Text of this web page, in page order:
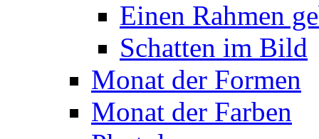
Einen Rahmen
Schatten im Bild
Monat der Formen
Monat der Farben